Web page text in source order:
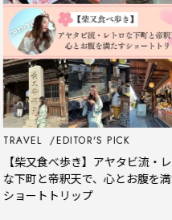
EDITOR'S PICK
又食べ歩き】アヤタビ流・レトロ
町と帝釈天で、心とお腹を満たす
ートトリップ